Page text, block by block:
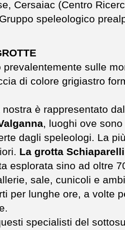
Cersaiac (Centro
speleologico
prevalentemente sulle
di colore grigiastro
nostra è rappresentato
, luoghi ove
dagli speleologi. La
La grotta Schiaparelli
esplorata sino ad oltre
sale, cunicoli e
per lunghe ore, a volte
specialisti del